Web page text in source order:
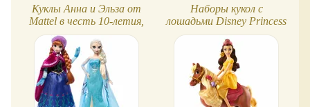
Куклы Анна и Эльза от
Mattel в честь 10-летия,
Disney Collector Frozen
Наборы кукол с
лошадьми Disney Princess
от Mattel, новинки 2025